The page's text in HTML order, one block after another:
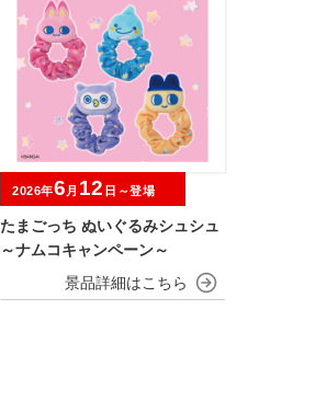
たまごっち ぬいぐるみシュシュ
～ナムコキャンペーン～
2026年6 月 12 日～登場